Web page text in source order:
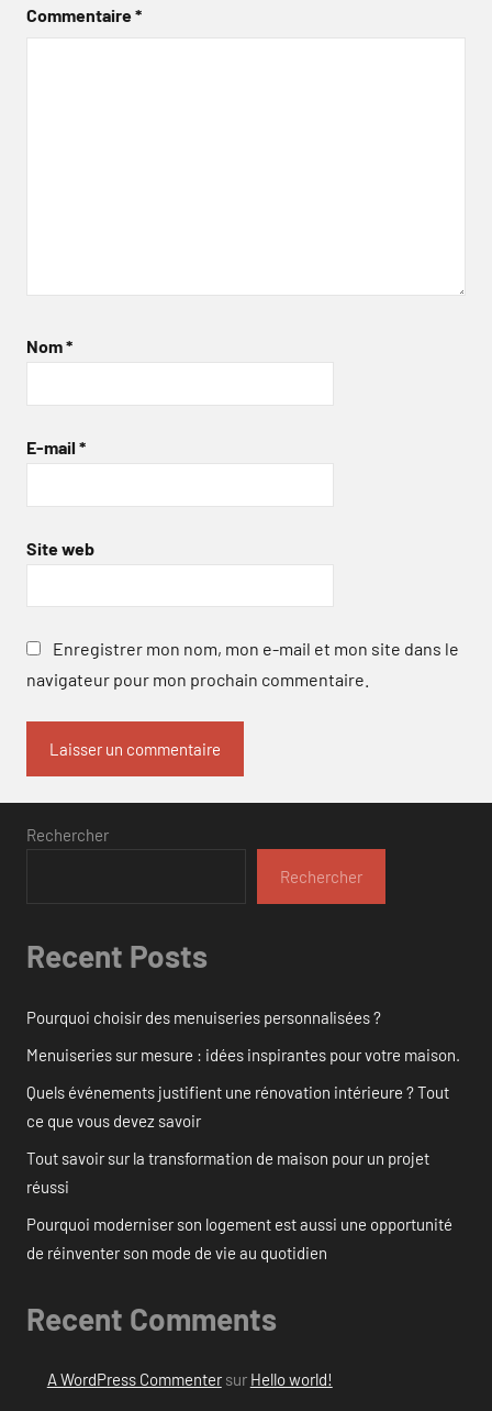
Commentaire*
Nom*
E-mail *
Site web
Enregistrer mon nom, mon e-mail et mon site dans le
navigateur pour mon prochain commentaire.
Rechercher
Rechercher
Recent Posts
Pourquoi choisir des menuiseries personnalisées ?
Menuiseries sur mesure : idées inspirantes pour votre maison.
Quels événements justifient une rénovation intérieure ? Tout
ce que vous devez savoir
Tout savoir sur la transformation de maison pour un projet
réussi
Pourquoi moderniser son logement est aussi une opportunité
de réinventer son mode de vie au quotidien
Recent Comments
A WordPress Commentersur Hello world!